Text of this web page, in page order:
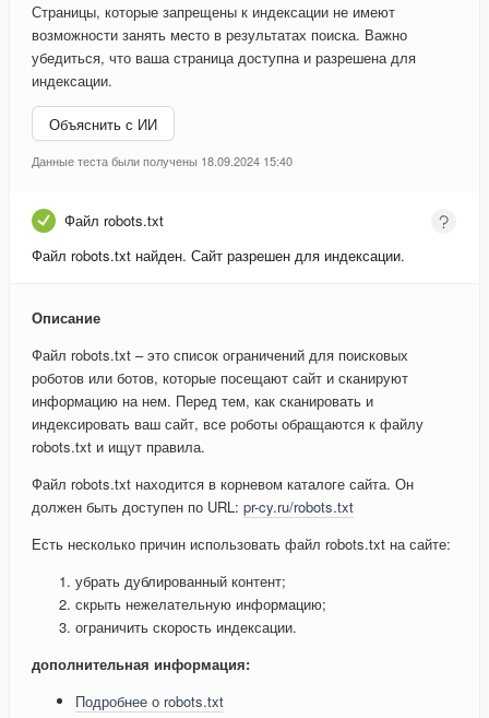
Страницы, которые запрещены к индексации не имеют
возможности занять место в результатах поиска. Важно
убедиться, что ваша страница доступна и разрешена для
индексации.
Объяснить с ИИ
Данные теста были получены 18.09.2024 15:40
Файл robots.txt
Файл robots.txt найден. Сайт разрешен для индексации.
Описание
Файл robots.txt – это список ограничений для поисковых
роботов или ботов, которые посещают сайт и сканируют
информацию на нем. Перед тем, как сканировать и
индексировать ваш сайт, все роботы обращаются к файлу
robots.txt и ищут правила.
Файл robots.txt находится в корневом каталоге сайта. Он
должен быть доступен по URL: pr-cy.ru/robots.txt
Есть несколько причин использовать файл robots.txt на сайте:
убрать дублированный контент;
скрыть нежелательную информацию;
ограничить скорость индексации.
дополнительная информация:
Подробнее о robots.txt